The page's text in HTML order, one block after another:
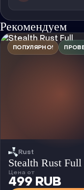
Рекомендуем
ПОПУЛЯРНО!
Rust
Чит
Stealth Rust Full
Цена от
499 RUB